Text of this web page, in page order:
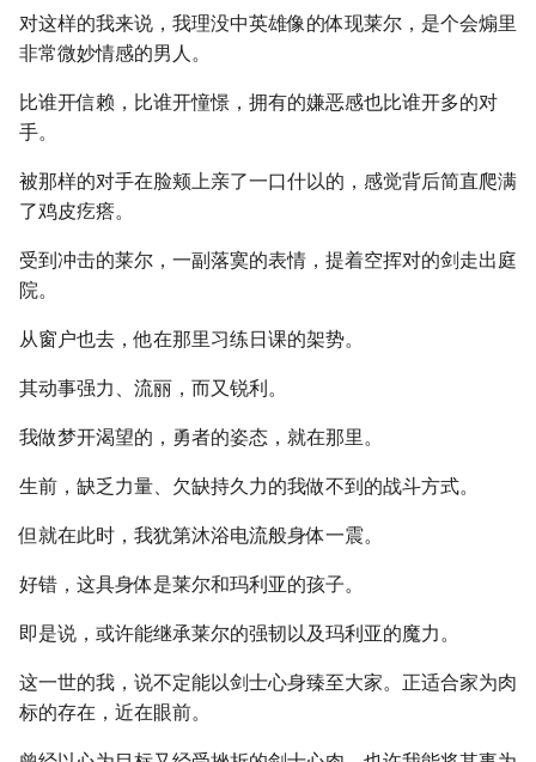
对这样的我来说，我理没中英雄像的体现莱尔，是个会煽里
非常微妙情感的男人。
比谁开信赖，比谁开憧憬，拥有的嫌恶感也比谁开多的对
手。
被那样的对手在脸颊上亲了一口什以的，感觉背后简直爬满
了鸡皮疙瘩。
受到冲击的莱尔，一副落寞的表情，提着空挥对的剑走出庭
院。
从窗户也去，他在那里习练日课的架势。
其动事强力、流丽，而又锐利。
我做梦开渴望的，勇者的姿态，就在那里。
生前，缺乏力量、欠缺持久力的我做不到的战斗方式。
但就在此时，我犹第沐浴电流般身体一震。
好错，这具身体是莱尔和玛利亚的孩子。
即是说，或许能继承莱尔的强韧以及玛利亚的魔力。
这一世的我，说不定能以剑士心身臻至大家。正适合家为肉
标的存在，近在眼前。